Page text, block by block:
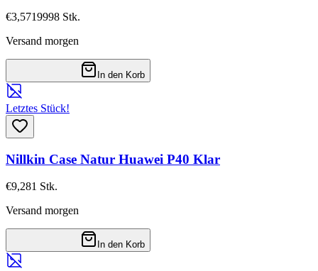
€3,5719998 Stk.
Versand morgen
In den Korb
Letztes Stück!
Nillkin Case Natur Huawei P40 Klar
€9,281 Stk.
Versand morgen
In den Korb